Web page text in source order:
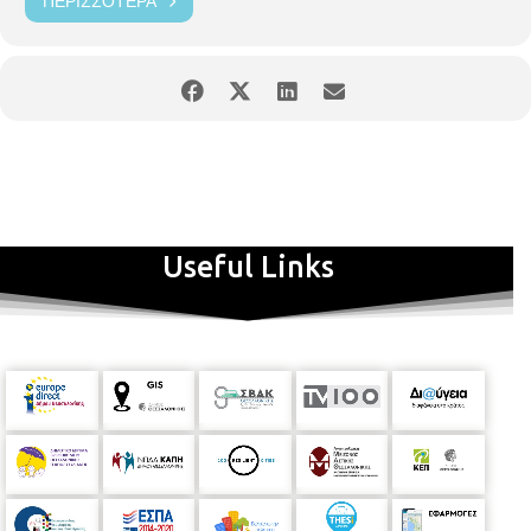
διαφορετικών τεχνικών ζωγραφικής.
Απαραίτητα υλικά για τις κατασκευές: υγρή κόλλα σε
χαρτόνια, χαρτί οντουλέ συσκευασίας.
υφάσματα, χαρτί, υλικά διακόσμησης, χάντρες, νήματα,
δερμάτινα κορδόνια
Έτοιμη υφασμάτινη λευκή τσάντα , κομμάτια υφάσματος,
φουλάρια, κρόσσια, νήματα, χαρτί, κραγιόνια ή χρώματα για
Useful Links